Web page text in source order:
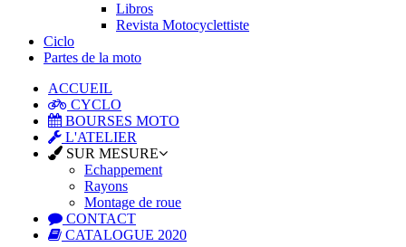
Libros
Revista Motocyclettiste
Ciclo
Partes de la moto
ACCUEIL
CYCLO
BOURSES MOTO
L'ATELIER
SUR MESURE
Echappement
Rayons
Montage de roue
CONTACT
CATALOGUE 2020